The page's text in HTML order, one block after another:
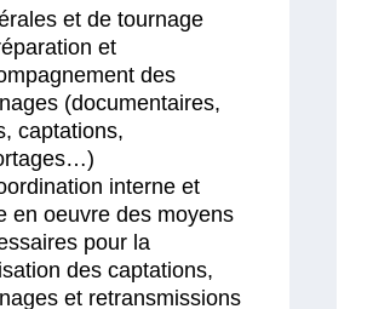
et de tournage
et
des
(documentaires,
captations,
interne et
en oeuvre des moyens
pour la
des captations,
et retransmissions